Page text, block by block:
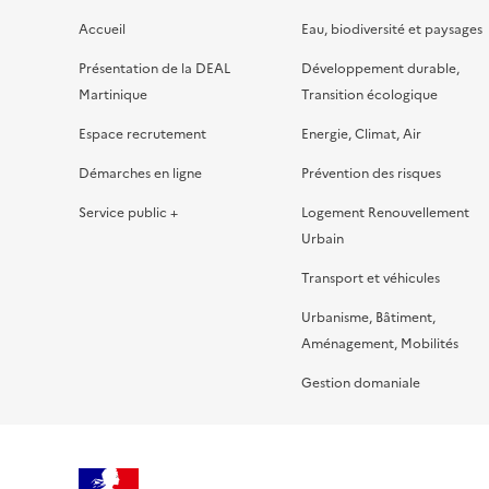
Accueil
Présentation de la DEAL
Martinique
Espace recrutement
Démarches en ligne
Service public +
Eau, biodiversité et paysages
Développement durable,
Transition écologique
Energie, Climat, Air
Prévention des risques
Logement Renouvellement
Urbain
Transport et véhicules
Urbanisme, Bâtiment,
Aménagement, Mobilités
Gestion domaniale